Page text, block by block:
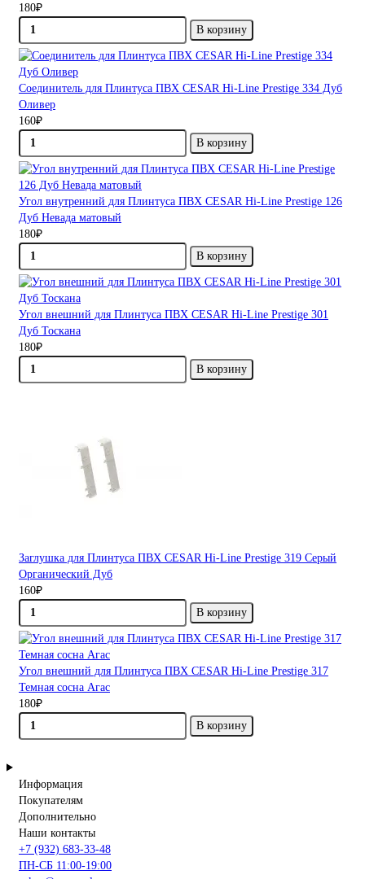
180₽
В корзину
Соединитель для Плинтуса ПВХ CESAR Hi-Line Prestige 334 Дуб
Оливер
160₽
В корзину
Угол внутренний для Плинтуса ПВХ CESAR Hi-Line Prestige 126
Дуб Невада матовый
180₽
В корзину
Угол внешний для Плинтуса ПВХ CESAR Hi-Line Prestige 301
Дуб Тоскана
180₽
В корзину
Заглушка для Плинтуса ПВХ CESAR Hi-Line Prestige 319 Серый
Органический Дуб
160₽
В корзину
Угол внешний для Плинтуса ПВХ CESAR Hi-Line Prestige 317
Темная сосна Агас
180₽
В корзину
Информация
Покупателям
Дополнительно
Наши контакты
+7 (932) 683-33-48
ПН-СБ 11:00-19:00